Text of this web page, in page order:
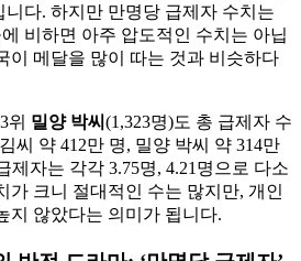
다. 하지만 만명당 급제자 수치는
비하면 아주 압도적인 수치는 아닙
이 메달을 많이 따는 것과 비슷하다
위 밀양 박씨 (1,323명)도 총 급제자 수
씨 약 412만 명, 밀양 박씨 약 314만
제자는 각각 3.75명, 4.21명으로 다소
가 크니 절대적인 수는 많지만, 개인
지 않았다는 의미가 됩니다.